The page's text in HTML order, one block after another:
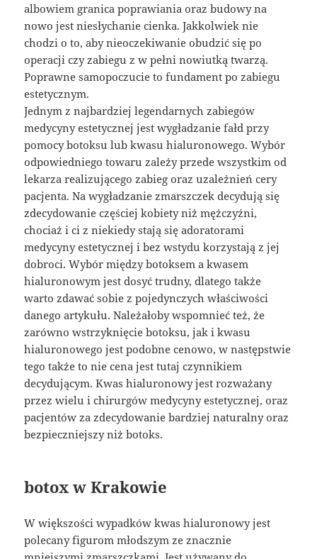
albowiem granica poprawiania oraz budowy na
nowo jest niesłychanie cienka. Jakkolwiek nie
chodzi o to, aby nieoczekiwanie obudzić się po
operacji czy zabiegu z w pełni nowiutką twarzą.
Poprawne samopoczucie to fundament po zabiegu
estetycznym.
Jednym z najbardziej legendarnych zabiegów
medycyny estetycznej jest wygładzanie fałd przy
pomocy botoksu lub kwasu hialuronowego. Wybór
odpowiedniego towaru zależy przede wszystkim od
lekarza realizującego zabieg oraz uzależnień cery
pacjenta. Na wygładzanie zmarszczek decydują się
zdecydowanie częściej kobiety niż mężczyźni,
chociaż i ci z niekiedy stają się adoratorami
medycyny estetycznej i bez wstydu korzystają z jej
dobroci. Wybór między botoksem a kwasem
hialuronowym jest dosyć trudny, dlatego także
warto zdawać sobie z pojedynczych właściwości
danego artykułu. Należałoby wspomnieć też, że
zarówno wstrzyknięcie botoksu, jak i kwasu
hialuronowego jest podobne cenowo, w następstwie
tego także to nie cena jest tutaj czynnikiem
decydującym. Kwas hialuronowy jest rozważany
przez wielu i chirurgów medycyny estetycznej, oraz
pacjentów za zdecydowanie bardziej naturalny oraz
bezpieczniejszy niż botoks.
botox w Krakowie
W większości wypadków kwas hialuronowy jest
polecany figurom młodszym ze znacznie